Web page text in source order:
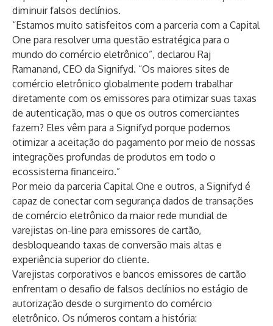
diminuir falsos declínios.
“Estamos muito satisfeitos com a parceria com a Capital
One para resolver uma questão estratégica para o
mundo do comércio eletrônico”, declarou Raj
Ramanand, CEO da Signifyd. “Os maiores sites de
comércio eletrônico globalmente podem trabalhar
diretamente com os emissores para otimizar suas taxas
de autenticação, mas o que os outros comerciantes
fazem? Eles vêm para a Signifyd porque podemos
otimizar a aceitação do pagamento por meio de nossas
integrações profundas de produtos em todo o
ecossistema financeiro.”
Por meio da parceria Capital One e outros, a Signifyd é
capaz de conectar com segurança dados de transações
de comércio eletrônico da maior rede mundial de
varejistas on-line para emissores de cartão,
desbloqueando taxas de conversão mais altas e
experiência superior do cliente.
Varejistas corporativos e bancos emissores de cartão
enfrentam o desafio de falsos declínios no estágio de
autorização desde o surgimento do comércio
eletrônico. Os números contam a história: